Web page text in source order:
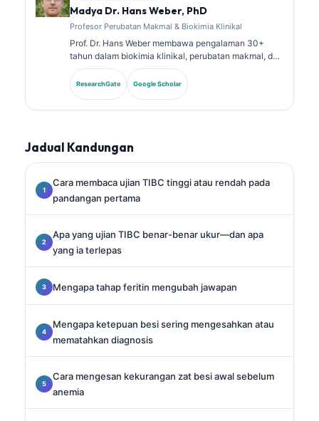
Madya Dr. Hans Weber, PhD
Profesor Perubatan Makmal & Biokimia Klinikal
Prof. Dr. Hans Weber membawa pengalaman 30+
tahun dalam biokimia klinikal, perubatan makmal, dan
penyelidikan biomarker. Bekas Presiden Persatuan
Kimia Klinikal Jerman, beliau pakar dalam analisis
panel diagnostik, penyeragaman biomarker, dan
ResearchGate Google Scholar
Jadual Kandungan
Cara membaca ujian TIBC tinggi atau rendah pada
pandangan pertama
Apa yang ujian TIBC benar-benar ukur—dan apa
yang ia terlepas
Mengapa tahap feritin mengubah jawapan
Mengapa ketepuan besi sering mengesahkan atau
mematahkan diagnosis
Cara mengesan kekurangan zat besi awal sebelum
anemia